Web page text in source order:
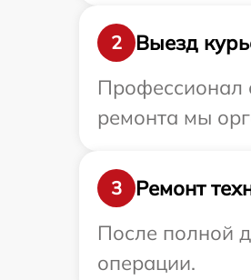
2
Выезд
Профессионал
ремонта мы
3
Ремонт
После полной
операции.